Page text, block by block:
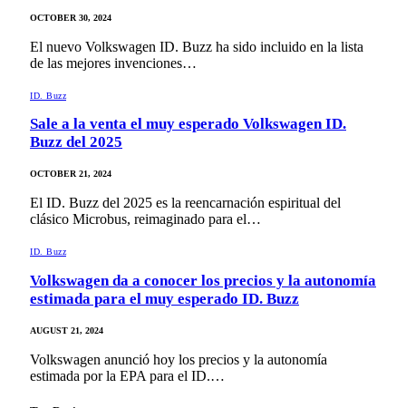
OCTOBER 30, 2024
El nuevo Volkswagen ID. Buzz ha sido incluido en la lista
de las mejores invenciones…
ID. Buzz
Sale a la venta el muy esperado Volkswagen ID.
Buzz del 2025
OCTOBER 21, 2024
El ID. Buzz del 2025 es la reencarnación espiritual del
clásico Microbus, reimaginado para el…
ID. Buzz
Volkswagen da a conocer los precios y la autonomía
estimada para el muy esperado ID. Buzz
AUGUST 21, 2024
Volkswagen anunció hoy los precios y la autonomía
estimada por la EPA para el ID.…